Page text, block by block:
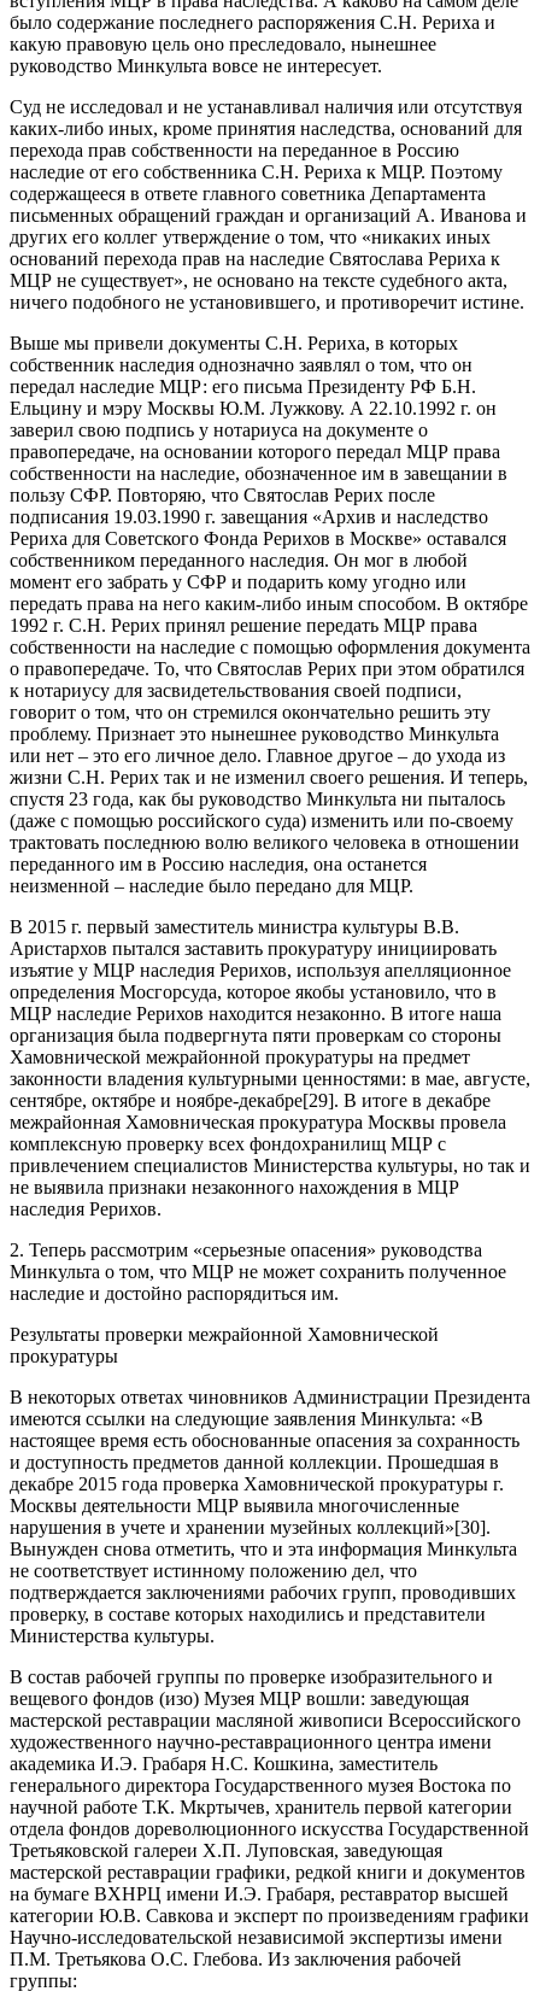
было содержание последнего распоряжения С.Н. Рериха и
какую правовую цель оно преследовало, нынешнее
руководство Минкульта вовсе не интересует.
Суд не исследовал и не устанавливал наличия или отсутствуя
каких-либо иных, кроме принятия наследства, оснований для
перехода прав собственности на переданное в Россию
наследие от его собственника С.Н. Рериха к МЦР. Поэтому
содержащееся в ответе главного советника Департамента
письменных обращений граждан и организаций А. Иванова и
других его коллег утверждение о том, что «никаких иных
оснований перехода прав на наследие Святослава Рериха к
МЦР не существует», не основано на тексте судебного акта,
ничего подобного не установившего, и противоречит истине.
Выше мы привели документы С.Н. Рериха, в которых
собственник наследия однозначно заявлял о том, что он
передал наследие МЦР: его письма Президенту РФ Б.Н.
Ельцину и мэру Москвы Ю.М. Лужкову. А 22.10.1992 г. он
заверил свою подпись у нотариуса на документе о
правопередаче, на основании которого передал МЦР права
собственности на наследие, обозначенное им в завещании в
пользу СФР. Повторяю, что Святослав Рерих после
подписания 19.03.1990 г. завещания «Архив и наследство
Рериха для Советского Фонда Рерихов в Москве» оставался
собственником переданного наследия. Он мог в любой
момент его забрать у СФР и подарить кому угодно или
передать права на него каким-либо иным способом. В октябре
1992 г. С.Н. Рерих принял решение передать МЦР права
собственности на наследие с помощью оформления документа
о правопередаче. То, что Святослав Рерих при этом обратился
к нотариусу для засвидетельствования своей подписи,
говорит о том, что он стремился окончательно решить эту
проблему. Признает это нынешнее руководство Минкульта
или нет – это его личное дело. Главное другое – до ухода из
жизни С.Н. Рерих так и не изменил своего решения. И теперь,
спустя 23 года, как бы руководство Минкульта ни пыталось
(даже с помощью российского суда) изменить или по-своему
трактовать последнюю волю великого человека в отношении
переданного им в Россию наследия, она останется
неизменной – наследие было передано для МЦР.
В 2015 г. первый заместитель министра культуры В.В.
Аристархов пытался заставить прокуратуру инициировать
изъятие у МЦР наследия Рерихов, используя апелляционное
определения Мосгорсуда, которое якобы установило, что в
МЦР наследие Рерихов находится незаконно. В итоге наша
организация была подвергнута пяти проверкам со стороны
Хамовнической межрайонной прокуратуры на предмет
законности владения культурными ценностями: в мае, августе,
сентябре, октябре и ноябре-декабре[29]. В итоге в декабре
межрайонная Хамовническая прокуратура Москвы провела
комплексную проверку всех фондохранилищ МЦР с
привлечением специалистов Министерства культуры, но так и
не выявила признаки незаконного нахождения в МЦР
наследия Рерихов.
2. Теперь рассмотрим «серьезные опасения» руководства
Минкульта о том, что МЦР не может сохранить полученное
наследие и достойно распорядиться им.
Результаты проверки межрайонной Хамовнической
прокуратуры
В некоторых ответах чиновников Администрации Президента
имеются ссылки на следующие заявления Минкульта: «В
настоящее время есть обоснованные опасения за сохранность
и доступность предметов данной коллекции. Прошедшая в
декабре 2015 года проверка Хамовнической прокуратуры г.
Москвы деятельности МЦР выявила многочисленные
нарушения в учете и хранении музейных коллекций»[30].
Вынужден снова отметить, что и эта информация Минкульта
не соответствует истинному положению дел, что
подтверждается заключениями рабочих групп, проводивших
проверку, в составе которых находились и представители
Министерства культуры.
В состав рабочей группы по проверке изобразительного и
вещевого фондов (изо) Музея МЦР вошли: заведующая
мастерской реставрации масляной живописи Всероссийского
художественного научно-реставрационного центра имени
академика И.Э. Грабаря Н.С. Кошкина, заместитель
генерального директора Государственного музея Востока по
научной работе Т.К. Мкртычев, хранитель первой категории
отдела фондов дореволюционного искусства Государственной
Третьяковской галереи Х.П. Луповская, заведующая
мастерской реставрации графики, редкой книги и документов
на бумаге ВХНРЦ имени И.Э. Грабаря, реставратор высшей
категории Ю.В. Савкова и эксперт по произведениям графики
Научно-исследовательской независимой экспертизы имени
П.М. Третьякова О.С. Глебова. Из заключения рабочей
группы: